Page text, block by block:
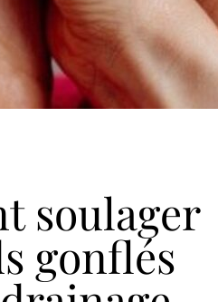
soulager
gonflés